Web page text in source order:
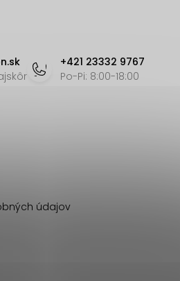
a
y
+421 23332 9767
Po-Pi: 8:00-18:00
údajov